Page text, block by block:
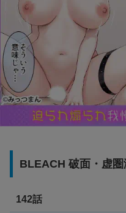
BLEACH 破面・虚圏
142話